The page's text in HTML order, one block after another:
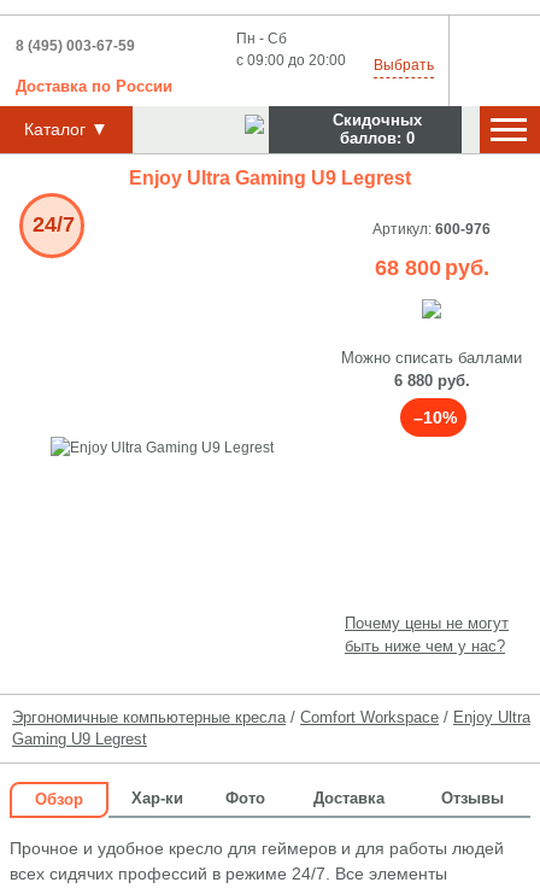
8 (495) 003-67-59
Доставка по России
Пн - Сб
с 09:00 до 20:00
Выбрать
Каталог ▼
Скидочных
баллов: 0
Почему цены не могут
быть ниже чем у нас?
Enjoy Ultra Gaming U9 Legrest
24/7 Артикул: 600-976
68 800 руб.
Можно списать баллами
6 880 руб.
–10%
Эргономичные компьютерные кресла / Comfort Workspace / Enjoy Ultra
Gaming U9 Legrest
Обзор Хар-ки Фото Доставка Отзывы
Прочное и удобное кресло для геймеров и для работы людей
всех сидячих профессий в режиме 24/7. Все элементы